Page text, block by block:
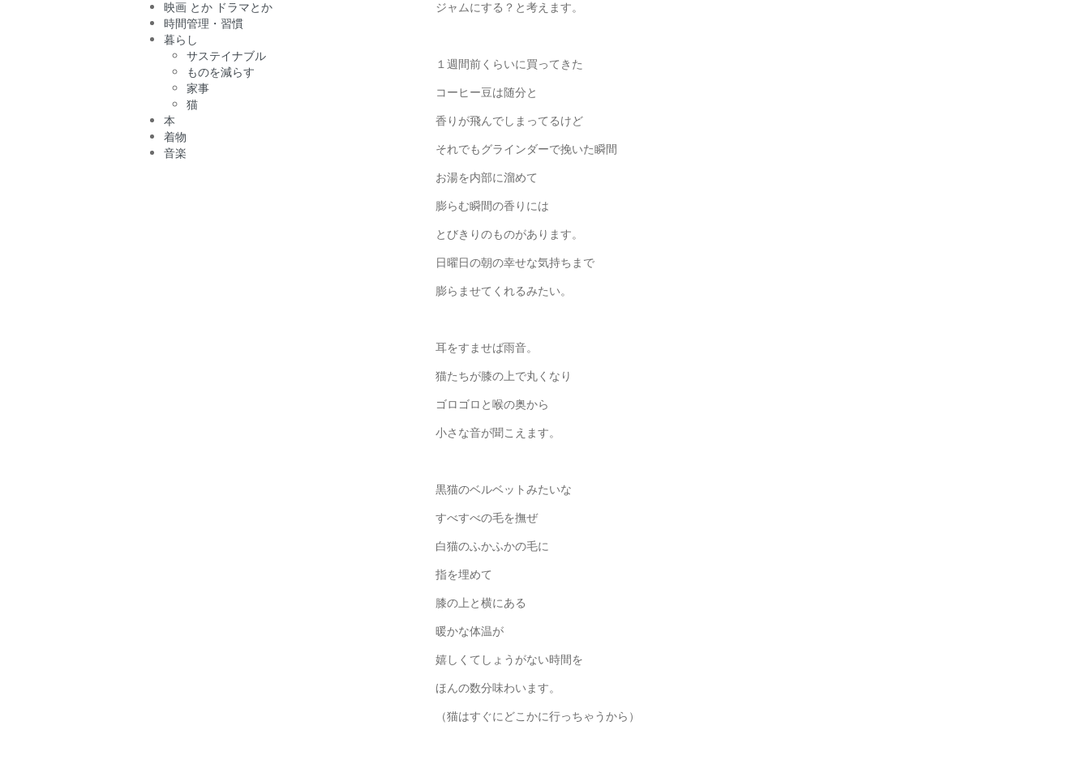
ジャムにする？と考えます。
１週間前くらいに買ってきた
コーヒー豆は随分と
香りが飛んでしまってるけど
それでもグラインダーで挽いた瞬間
お湯を内部に溜めて
膨らむ瞬間の香りには
とびきりのものがあります。
日曜日の朝の幸せな気持ちまで
膨らませてくれるみたい。
耳をすませば雨音。
猫たちが膝の上で丸くなり
ゴロゴロと喉の奥から
小さな音が聞こえます。
黒猫のベルベットみたいな
すべすべの毛を撫ぜ
白猫のふかふかの毛に
指を埋めて
膝の上と横にある
暖かな体温が
嬉しくてしょうがない時間を
ほんの数分味わいます。
（猫はすぐにどこかに行っちゃうから）
映画 とか ドラマとか
時間管理・習慣
暮らし
サステイナブル
ものを減らす
家事
猫
本
着物
音楽